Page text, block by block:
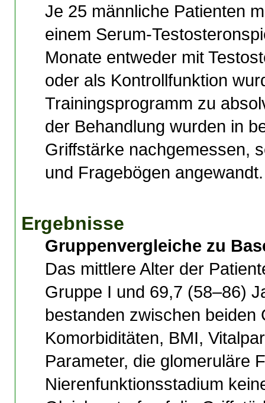
Je 25 männliche Patienten
einem Serum-
Monate entweder mit
oder als Kontrollfunktion
Trainingsprogramm zu
der Behandlung wurden in
Griffstärke nachgemessen,
und Fragebögen angewandt.
Ergebnisse
Gruppenvergleiche zu
Das mittlere Alter der
Gruppe I und 69,7 (58–86)
bestanden zwischen beiden
Komorbiditäten, BMI,
Parameter, die glomeruläre
Nierenfunktionsstadium